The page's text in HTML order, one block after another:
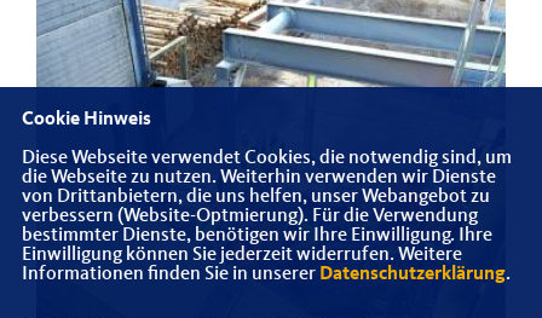
Cookie Hinweis
Diese Webseite verwendet Cookies, die notwendig sind, um
die Webseite zu nutzen. Weiterhin verwenden wir Dienste
von Drittanbietern, die uns helfen, unser Webangebot zu
verbessern (Website-Optmierung). Für die Verwendung
bestimmter Dienste, benötigen wir Ihre Einwilligung. Ihre
Einwilligung können Sie jederzeit widerrufen. Weitere
Informationen finden Sie in unserer Datenschutzerklärung.